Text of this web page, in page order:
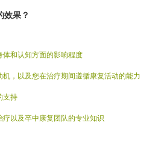
效果？
和认知方面的影响程度
，以及您在治疗期间遵循康复活动的能力
支持
以及卒中康复团队的专业知识